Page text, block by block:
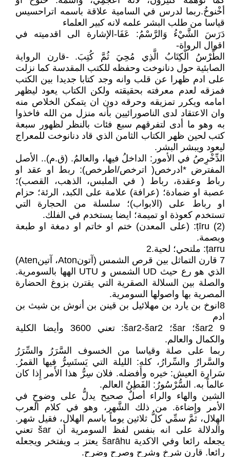
أخْنوخُ.ربما لدرس في السامية علاقة باسمه اتراحسيس
قياسا من طلب البشر علمه لانه كبير العلماء
دَرَسَ الشَّيْءُ وَالرَّسْمُ: عَفَا-الإشارة الى اقدميته في
اقوال الرواة-
الطِّرْسُ الْكِتَابُ الَّذِي مُحِيَ ثُمَّ كُتِبَ. -قارن الرواية
الصابئية حول دنانوخت وحفظه للكتب المقدسة كما نزلت
على ادم ظهرا عن قلب وانه وجد كتابا جديدا بين الكتب
فمزقه لعدم معرفته بحقيقته ولكن الكتاب يعود ليظهر
امامه ويكرر تمزيقه وحرقه دون ان يتمكن الخلاص منه
وان الاعتقاد لدى الناصورائيين بأنه منزل من الله فاخذوا
به وهو ما أدى لتفرقهم سبع فئات بالنظر لظهور سبعة
كتب لحين ظهر الكتاب الثامن الذي قاد دنانوخت للمعراج
ليعود ويبشر البشر.
الدِّخْرِصُ في الأمور: الداخلُ فيها، والعالمُ. (ق.م).. الأصل
المفترض *ادرخص( اترخص/اطرخص): ربط او عقد او
رباط وعقدة، رباط ( في الملبس، الذهب، القصب)؛
عصبة او ضمادة؛ (عرافة) علامة على الكبد، الرئة؛ حزام
او رباط على (الابواب)؛ سلسلة من الحجارة التي
تستخدم كعوذة او تميمة؛ ايضا يستخدم في الفلك.
ṭīru (2): (على المعدن) ختم او خاتم او دمغة او طبعة
وبصمة.
ṭarru: ملتحي؛ لحية.2
7 قارن التماثل بين قرص الشمس (آتونAton، آتينAten)
الذي هو رع حيث UD الشمس و UTU الهها بالسومرية.
والصلة بين السلالة الصقرية التي يقترن بزوغ الحضارة
المصرية بها واصولها السومرية.
8انوخ بن يارد بن مهلائيل بن قينن بن أنوش بن شيث بن
ادم
9 šar2؛ šar؛ šar2-šar2: تعني 3600 وأيضا الكلية
والكمال والعالم.
ربما على صلة وقياسا من الخسوف السَّرَرُ والسِّرَرُ
والسَّرارُ والسِّرارُ، كله: الليلة التي يَستَسِرُّ فيها القمرُ.
سَرارة العيش: خيره وأَفضله. فلان سِرُّ هذا الأَمر إِذا كان
عالماً به. السُّرْسُورُ: الفَطِنُ العالم.
الشين والهاء والراء أصلٌ صحيح يدلُّ على وضوحٍ في
الأمر وإِضاءة. من ذلك الشَّهر، وهو في كلام العرب
الهِلال، ثمَّ سمِّي كلُّ ثلاثين يوماً باسم الهلال، فقيل شهر.
والدلالة على انه بنفس لفظ السومرية أن šar تعني
يجعله رائعا وفي الاكدية šarāhu يعتز بـ ويفتخر ويجعله
رائعا. قارن شرخ وشرح وصرح وضرح.